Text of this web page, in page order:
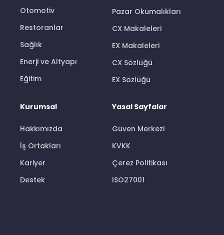
Otomotiv
Restoranlar
Sağlık
Enerji ve Altyapı
Eğitim
Pazar Okumalıkları
CX Makaleleri
EX Makaleleri
CX Sözlüğü
EX Sözlüğü
Kurumsal
Hakkımızda
İş Ortakları
Kariyer
Destek
Yasal Sayfalar
Güven Merkezi
KVKK
Çerez Politikası
ISO27001